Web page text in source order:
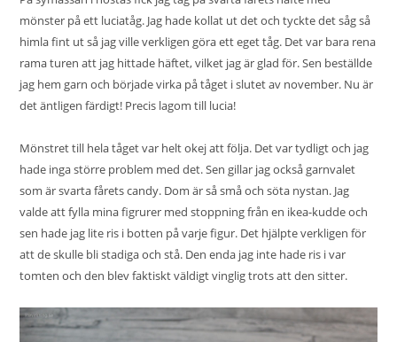
mönster på ett luciatåg. Jag hade kollat ut det och tyckte det såg så
himla fint ut så jag ville verkligen göra ett eget tåg. Det var bara rena
rama turen att jag hittade häftet, vilket jag är glad för. Sen beställde
jag hem garn och började virka på tåget i slutet av november. Nu är
det äntligen färdigt! Precis lagom till lucia!
Mönstret till hela tåget var helt okej att följa. Det var tydligt och jag
hade inga större problem med det. Sen gillar jag också garnvalet
som är svarta fårets candy. Dom är så små och söta nystan. Jag
valde att fylla mina figrurer med stoppning från en ikea-kudde och
sen hade jag lite ris i botten på varje figur. Det hjälpte verkligen för
att de skulle bli stadiga och stå. Den enda jag inte hade ris i var
tomten och den blev faktiskt väldigt vinglig trots att den sitter.